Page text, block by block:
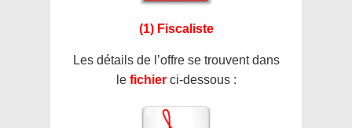
(1) Fiscaliste
Les détails de l’offre se trouvent dans
le fichier ci-dessous :